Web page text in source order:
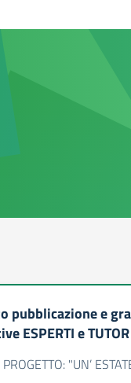
pubblicazione e
ESPERTI e TUTOR
"UN’